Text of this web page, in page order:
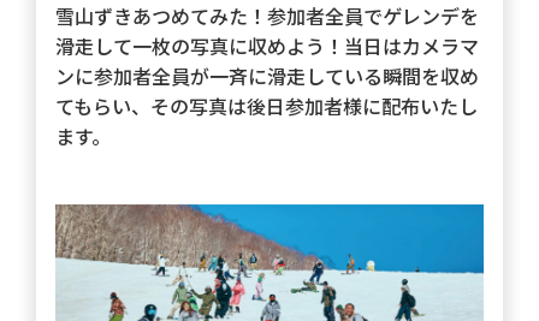
雪山ずきあつめてみた！参加者全員でゲレンデを
滑走して一枚の写真に収めよう！当日はカメラマ
ンに参加者全員が一斉に滑走している瞬間を収め
てもらい、その写真は後日参加者様に配布いたし
ます。